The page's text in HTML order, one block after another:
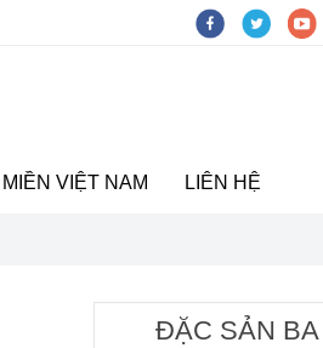
VIỆT NAM LIÊN HỆ
ĐẶC SẢN BA